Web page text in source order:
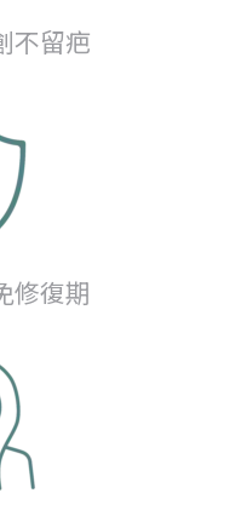
不留疤
修復期